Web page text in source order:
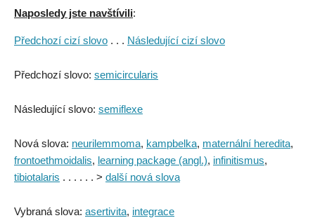
Naposledy jste navštívili:
Předchozí cizí slovo . . . Následující cizí slovo
Předchozí slovo: semicircularis
Následující slovo: semiflexe
Nová slova: neurilemmoma, kampbelka, maternální heredita,
frontoethmoidalis, learning package (angl.), infinitismus,
tibiotalaris . . . . . . > další nová slova
Vybraná slova: asertivita, integrace